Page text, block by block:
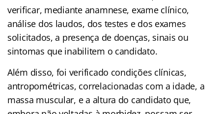
verificar, mediante anamnese, exame clínico,
análise dos laudos, dos testes e dos exames
solicitados, a presença de doenças, sinais ou
sintomas que inabilitem o candidato.
Além disso, foi verificado condições clínicas,
antropométricas, correlacionadas com a idade, a
massa muscular, e a altura do candidato que,